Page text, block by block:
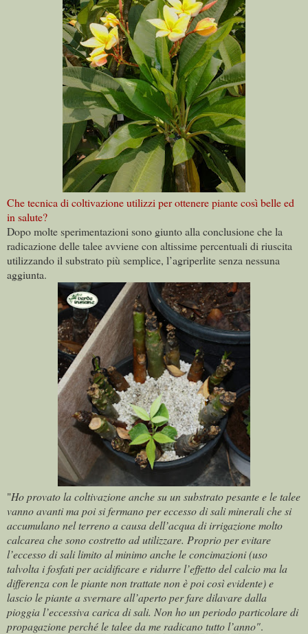
Che tecnica di coltivazione utilizzi per ottenere piante così belle ed
in salute?
Dopo molte sperimentazioni sono giunto alla conclusione che la
radicazione delle talee avviene con altissime percentuali di riuscita
utilizzando il substrato più semplice, l’agriperlite senza nessuna
aggiunta.
"Ho provato la coltivazione anche su un substrato pesante e le talee
vanno avanti ma poi si fermano per eccesso di sali minerali che si
accumulano nel terreno a causa dell’acqua di irrigazione molto
calcarea che sono costretto ad utilizzare. Proprio per evitare
l’eccesso di sali limito al minimo anche le concimazioni (uso
talvolta i fosfati per acidificare e ridurre l’effetto del calcio ma la
differenza con le piante non trattate non è poi così evidente) e
lascio le piante a svernare all’aperto per fare dilavare dalla
pioggia l’eccessiva carica di sali. Non ho un periodo particolare di
propagazione perché le talee da me radicano tutto l’anno".